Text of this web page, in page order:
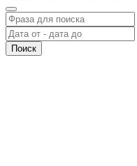
Поиск